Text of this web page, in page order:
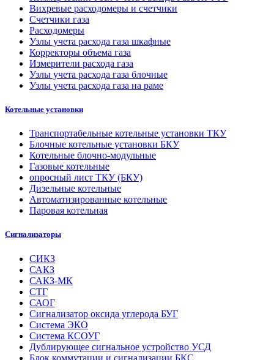
Вихревые расходомеры и счетчики
Счетчики газа
Расходомеры
Узлы учета расхода газа шкафные
Корректоры объема газа
Измерители расхода газа
Узлы учета расхода газа блочные
Узлы учета расхода газа на раме
Котельные установки
Транспортабельные котельные установки ТКУ
Блочные котельные установки БКУ
Котельные блочно-модульные
Газовые котельные
опросный лист ТКУ (БКУ)
Дизельные котельные
Автоматизированные котельные
Паровая котельная
Сигнализаторы
СИКЗ
САКЗ
САКЗ-МК
СТГ
САОГ
Сигнализатор оксида углерода БУГ
Система ЭКО
Система КСОУГ
Дублирующее сигнальное устройство УСД
Блок коммутации и сигнализации БКС